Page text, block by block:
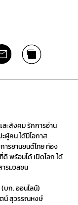
ะสังคม รักการอ่าน
ผู้คน ได้มีโอกาส
รยานยนต์ไทย ท่อง
พร้อมได้ เปิดโลก ได้
รมวลชน
บก. ออนไลน์)
น์ สุวรรณหงษ์